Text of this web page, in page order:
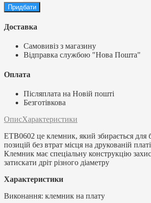
Доставка
Самовивіз з магазину
Відправка службою "Нова Пошта"
Оплата
Післяплата на Новій пошті
Безготівкова
ОписХарактеристики
ETB0602 це клемник, який збирається для
позицій без втрат місця на друкованій
Клемник має спеціальну конструкцію
затискати дріт різного діаметру
Характеристики
Виконання: клемник на плату